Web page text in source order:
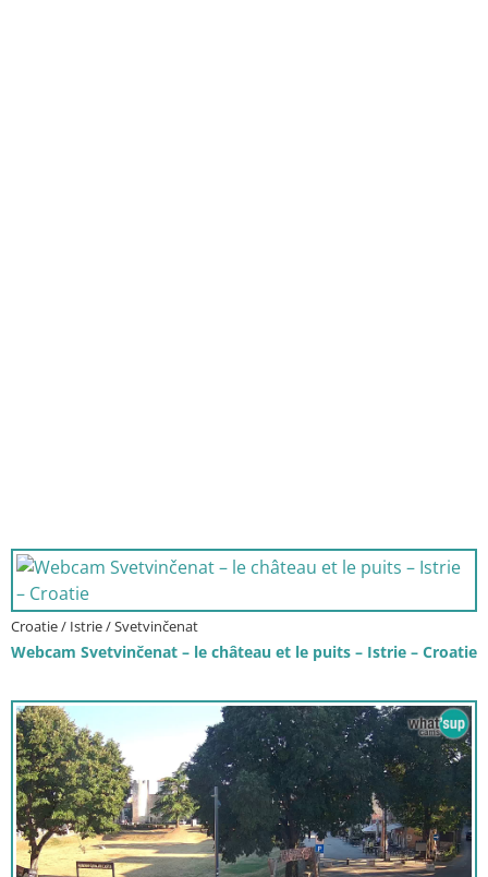
Croatie / Istrie / Svetvinčenat
Webcam Svetvinčenat – le château et le puits – Istrie – Croatie